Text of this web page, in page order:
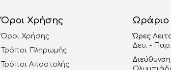
Όροι Χρήσης
Όροι Χρήσης
Τρόποι Πληρωμής
Τρόποι Αποστολής
Ωράριο
Ώρες
Δευ. - Παρ.
Διεύθυνση: